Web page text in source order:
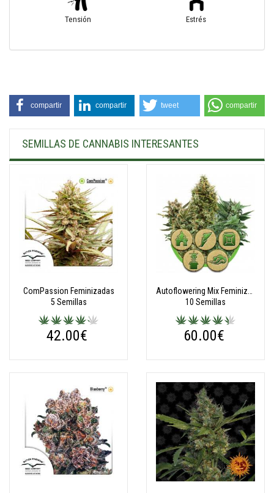
Tensión Estrés
compartir compartir tweet compartir
SEMILLAS DE CANNABIS INTERESANTES
ComPassion Feminizadas
5 Semillas
42.00€
10 Semillas
60.00€